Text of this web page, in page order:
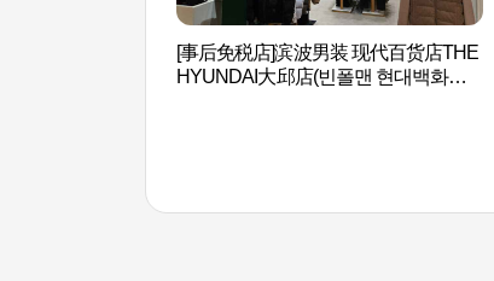
[事后免税店]滨波男装 现代百货店THE
HYUNDAI大邱店(빈폴맨 현대백화점